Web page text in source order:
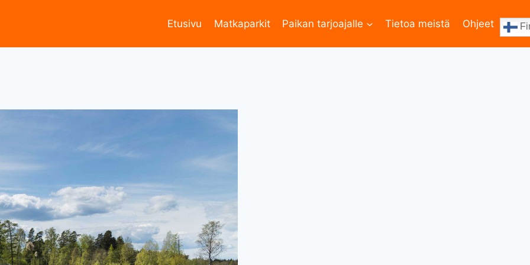
Etusivu Matkaparkit Paikan tarjoajalle Tietoa meistä Ohjeet